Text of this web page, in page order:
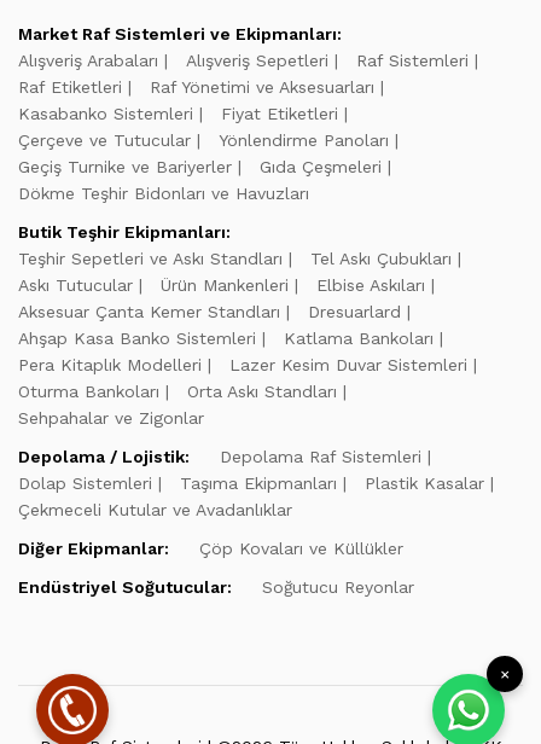
Market Raf Sistemleri ve Ekipmanları:
Alışveriş Arabaları
Alışveriş Sepetleri
Raf Sistemleri
Raf Etiketleri
Raf Yönetimi ve Aksesuarları
Kasabanko Sistemleri
Fiyat Etiketleri
Çerçeve ve Tutucular
Yönlendirme Panoları
Geçiş Turnike ve Bariyerler
Gıda Çeşmeleri
Dökme Teşhir Bidonları ve Havuzları
Butik Teşhir Ekipmanları:
Teşhir Sepetleri ve Askı Standları
Tel Askı Çubukları
Askı Tutucular
Ürün Mankenleri
Elbise Askıları
Aksesuar Çanta Kemer Standları
Dresuarlard
Ahşap Kasa Banko Sistemleri
Katlama Bankoları
Pera Kitaplık Modelleri
Lazer Kesim Duvar Sistemleri
Oturma Bankoları
Orta Askı Standları
Sehpahalar ve Zigonlar
Depolama / Lojistik:
Depolama Raf Sistemleri
Dolap Sistemleri
Taşıma Ekipmanları
Plastik Kasalar
Çekmeceli Kutular ve Avadanlıklar
Diğer Ekipmanlar:
Çöp Kovaları ve Küllükler
Endüstriyel Soğutucular:
Soğutucu Reyonlar
×